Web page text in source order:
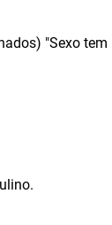
"Sexo tem